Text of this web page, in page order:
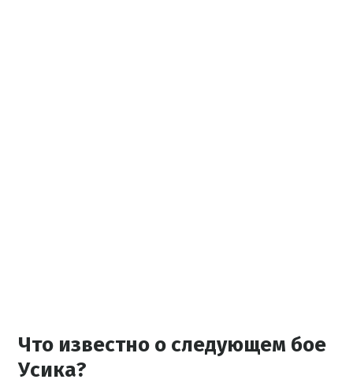
Что известно о следующем бое
Усика?